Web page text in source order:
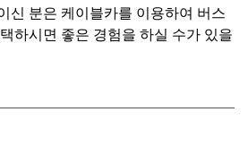
신 분은 케이블카를 이용하여 버스
하시면 좋은 경험을 하실 수가 있을